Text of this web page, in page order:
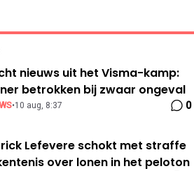
nieuws uit het Visma-kamp:
betrokken bij zwaar ongeval
•10 aug, 8:37 0
Lefevere schokt met straffe
over lonen in het peloton